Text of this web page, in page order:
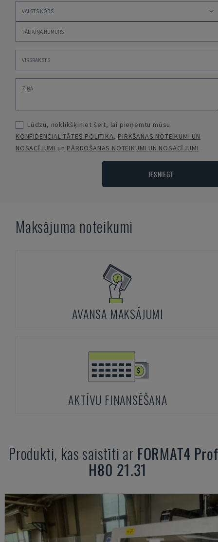
Lūdzu, noklikšķiniet šeit, lai pieņemtu mūsu
KONFIDENCIALITĀTES POLITIKA, PIRKŠANAS NOTEIKUMI UN
NOSACĪJUMI un PĀRDOŠANAS NOTEIKUMI UN NOSACĪJUMI
IESNIEGT
Maksājuma noteikumi
AVANSA MAKSĀJUMI
AKTĪVU FINANSĒŠANA
Produkti, kas saistīti ar FORMAT4
H80 21.31